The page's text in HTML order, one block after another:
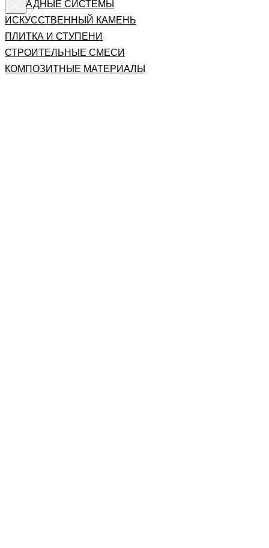
ФАСАДНЫЕ СИСТЕМЫ
ИСКУССТВЕННЫЙ КАМЕНЬ
ПЛИТКА И СТУПЕНИ
СТРОИТЕЛЬНЫЕ СМЕСИ
КОМПОЗИТНЫЕ МАТЕРИАЛЫ